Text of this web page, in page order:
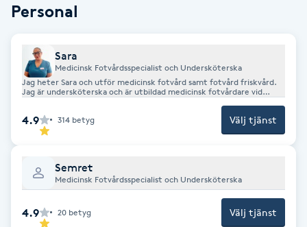
Extensions borttagning
Eyeliner-tatuering
F
Face framing
Faceliftmassage
Personal
Sara
Medicinsk Fotvårdsspecialist och Undersköterska
Jag heter Sara och utför medicinsk fotvård samt fotvård friskvård.
Jag är undersköterska och är utbildad medicinsk fotvårdare vid
4.9 314 betyg Välj tjänst
Semret
Medicinsk Fotvårdsspecialist och Undersköterska
4.9 20 betyg Välj tjänst